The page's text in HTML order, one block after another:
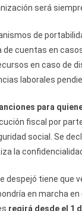
será
de
cuentas en
en caso de
laborales
para
fiscal por
social. Se
la
despejó tiene que
en marcha
regirá desde el 1